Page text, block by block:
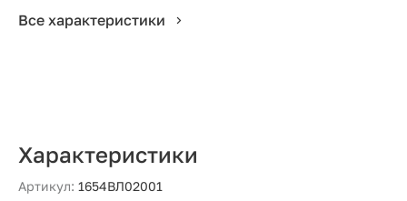
Все характеристики
Характеристики
Артикул: 1654ВЛ02001